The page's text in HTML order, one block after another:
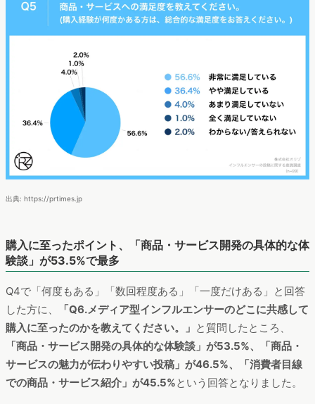
出典: https://prtimes.jp
購入に至ったポイント、「商品・サービス開発の具体的な体
験談」が53.5%で最多
Q4で「何度もある」「数回程度ある」「一度だけある」と回答
した方に、
「Q6.メディア型インフルエンサーのどこに共感して
購入に至ったのかを教えてください。」 と質問したところ、
「商品・サービス開発の具体的な体験談」が53.5%、「商品・
サービスの魅力が伝わりやすい投稿」が46.5%、「消費者目線
での商品・サービス紹介」が45.5%という回答となりました。